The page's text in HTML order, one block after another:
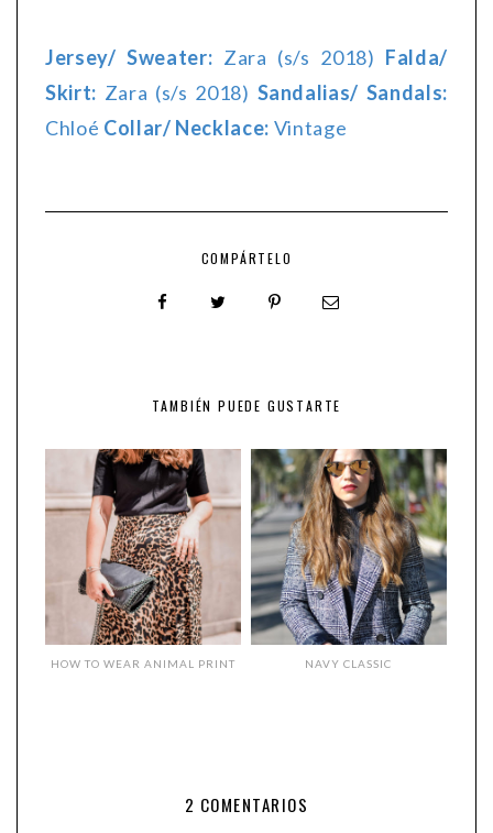
Jersey/ Sweater: Zara (s/s 2018) Falda/
Skirt: Zara (s/s 2018) Sandalias/ Sandals:
Chloé Collar/ Necklace: Vintage
COMPÁRTELO
TAMBIÉN PUEDE GUSTARTE
HOW TO WEAR ANIMAL PRINT NAVY CLASSIC
2 COMENTARIOS